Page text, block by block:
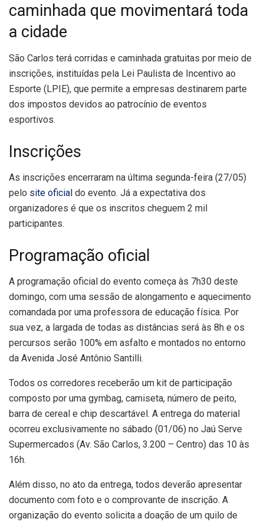
caminhada que movimentará toda
a cidade
São Carlos terá corridas e caminhada gratuitas por meio de
inscrições, instituídas pela Lei Paulista de Incentivo ao
Esporte (LPIE), que permite a empresas destinarem parte
dos impostos devidos ao patrocínio de eventos
esportivos.
Inscrições
As inscrições encerraram na última segunda-feira (27/05)
pelo site oficial do evento. Já a expectativa dos
organizadores é que os inscritos cheguem 2 mil
participantes.
Programação oficial
A programação oficial do evento começa às 7h30 deste
domingo, com uma sessão de alongamento e aquecimento
comandada por uma professora de educação física. Por
sua vez, a largada de todas as distâncias será às 8h e os
percursos serão 100% em asfalto e montados no entorno
da Avenida José Antônio Santilli.
Todos os corredores receberão um kit de participação
composto por uma gymbag, camiseta, número de peito,
barra de cereal e chip descartável. A entrega do material
ocorreu exclusivamente no sábado (01/06) no Jaú Serve
Supermercados (Av. São Carlos, 3.200 – Centro) das 10 às
16h.
Além disso, no ato da entrega, todos deverão apresentar
documento com foto e o comprovante de inscrição. A
organização do evento solicita a doação de um quilo de